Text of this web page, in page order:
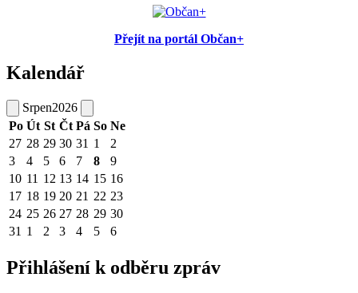
Přejít na portál Občan+
Kalendář
Srpen2026
Po Út St Čt Pá So Ne
27 28 29 30 31 1
2
3
4 5 6 7 8
9
10 11 12 13 14 15 16
17 18 19 20 21 22 23
24 25 26 27 28 29 30
31 1 2 3 4 5 6
Přihlášení k odběru zpráv